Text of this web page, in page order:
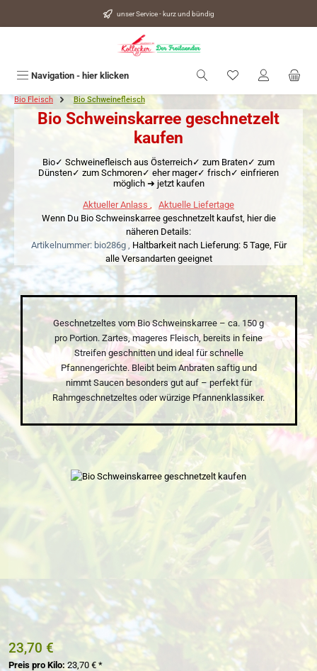
unser Service - kurz und bündig
Navigation - hier klicken Du hast 0
Bio Fleisch Bio Schweinefleisch
Bio Schweinskarree geschnetzelt
kaufen
Bio✓ Schweinefleisch aus Österreich✓ zum Braten✓ zum
Dünsten✓ zum Schmoren✓ eher mager✓ frisch✓ einfrieren
möglich ➜ jetzt kaufen
Aktueller Anlass
Aktuelle Liefertage
Wenn Du Bio Schweinskarree geschnetzelt kaufst, hier die
näheren Details:
Artikelnummer: bio286g , Haltbarkeit nach Lieferung: 5 Tage, Für
alle Versandarten geeignet
Geschnetzeltes vom Bio Schweinskarree – ca. 150 g
pro Portion. Zartes, mageres Fleisch, bereits in feine
Streifen geschnitten und ideal für schnelle
Pfannengerichte. Bleibt beim Anbraten saftig und
nimmt Saucen besonders gut auf – perfekt für
Rahmgeschnetzeltes oder würzige Pfannenklassiker.
Bildergalerie überspringen
23,70 €
Preis pro Kilo: 23,70 € *